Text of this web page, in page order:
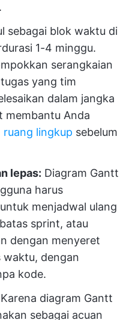
sebagai blok waktu di
1-4 minggu.
serangkaian
yang tim
dalam jangka
membantu Anda
ruang lingkup sebelum
lepas: Diagram Gantt
harus
menjadwal ulang
sprint, atau
dengan menyeret
waktu, dengan
kode.
Karena diagram Gantt
sebagai acuan